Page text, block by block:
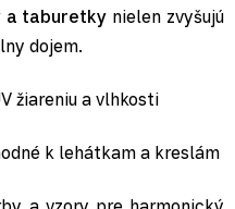
a taburetky nielen zvyšujú
dojem.
žiareniu a vlhkosti
k lehátkam a kreslám